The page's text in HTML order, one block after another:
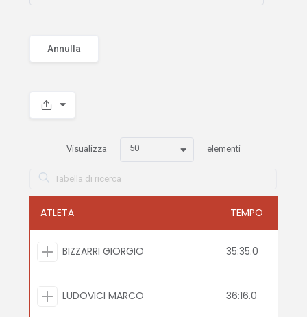
Annulla
Visualizza 50 elementi
ATLETA TEMPO
BIZZARRI GIORGIO 35:35.0
LUDOVICI MARCO 36:16.0